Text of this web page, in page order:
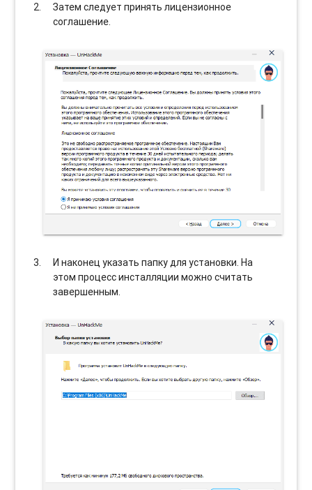
Затем следует принять лицензионное
соглашение.
И наконец указать папку для установки. На
этом процесс инсталляции можно считать
завершенным.